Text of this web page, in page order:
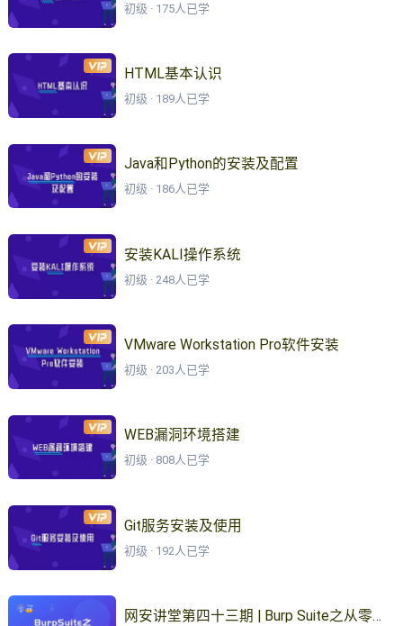
初级 · 175人已学
HTML基本认识
初级 · 189人已学
Java和Python的安装及配置
初级 · 186人已学
安装KALI操作系统
初级 · 248人已学
VMware Workstation Pro软件安装
初级 · 203人已学
WEB漏洞环境搭建
初级 · 808人已学
Git服务安装及使用
初级 · 192人已学
网安讲堂第四十三期 | Burp Suite之从零开始编写一个插件